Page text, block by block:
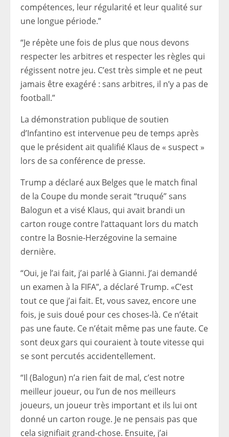
compétences, leur régularité et leur qualité sur
une longue période.”
“Je répète une fois de plus que nous devons
respecter les arbitres et respecter les règles qui
régissent notre jeu. C’est très simple et ne peut
jamais être exagéré : sans arbitres, il n’y a pas de
football.”
La démonstration publique de soutien
d’Infantino est intervenue peu de temps après
que le président ait qualifié Klaus de « suspect »
lors de sa conférence de presse.
Trump a déclaré aux Belges que le match final
de la Coupe du monde serait “truqué” sans
Balogun et a visé Klaus, qui avait brandi un
carton rouge contre l’attaquant lors du match
contre la Bosnie-Herzégovine la semaine
dernière.
“Oui, je l’ai fait, j’ai parlé à Gianni. J’ai demandé
un examen à la FIFA”, a déclaré Trump. «C’est
tout ce que j’ai fait. Et, vous savez, encore une
fois, je suis doué pour ces choses-là. Ce n’était
pas une faute. Ce n’était même pas une faute. Ce
sont deux gars qui couraient à toute vitesse qui
se sont percutés accidentellement.
“Il (Balogun) n’a rien fait de mal, c’est notre
meilleur joueur, ou l’un de nos meilleurs
joueurs, un joueur très important et ils lui ont
donné un carton rouge. Je ne pensais pas que
cela signifiait grand-chose. Ensuite, j’ai